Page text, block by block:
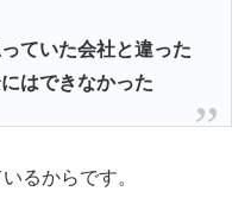
ていた会社と違った
はできなかった
るからです。